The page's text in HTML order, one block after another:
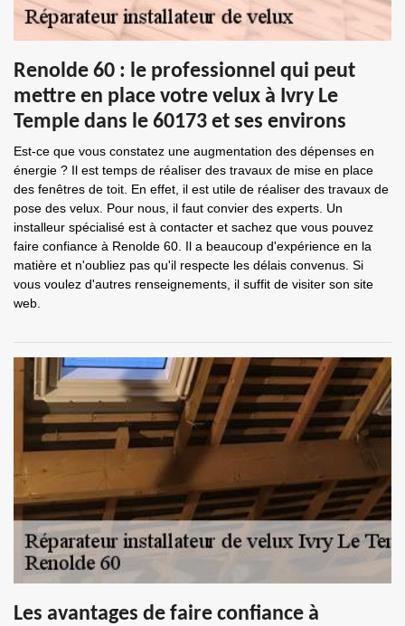
Renolde 60 : le professionnel qui peut
mettre en place votre velux à Ivry Le
Temple dans le 60173 et ses environs
Est-ce que vous constatez une augmentation des dépenses en
énergie ? Il est temps de réaliser des travaux de mise en place
des fenêtres de toit. En effet, il est utile de réaliser des travaux de
pose des velux. Pour nous, il faut convier des experts. Un
installeur spécialisé est à contacter et sachez que vous pouvez
faire confiance à Renolde 60. Il a beaucoup d'expérience en la
matière et n'oubliez pas qu'il respecte les délais convenus. Si
vous voulez d'autres renseignements, il suffit de visiter son site
web.
Les avantages de faire confiance à